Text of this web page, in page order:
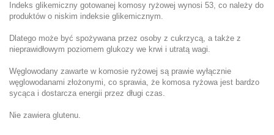
Indeks glikemiczny gotowanej komosy ryżowej wynosi 53, co należy do
produktów o niskim indeksie glikemicznym.
Dlatego może być spożywana przez osoby z cukrzycą, a także z
nieprawidłowym poziomem glukozy we krwi i utratą wagi.
Węglowodany zawarte w komosie ryżowej są prawie wyłącznie
węglowodanami złożonymi, co sprawia, że komosa ryżowa jest bardzo
sycąca i dostarcza energii przez długi czas.
Nie zawiera glutenu.